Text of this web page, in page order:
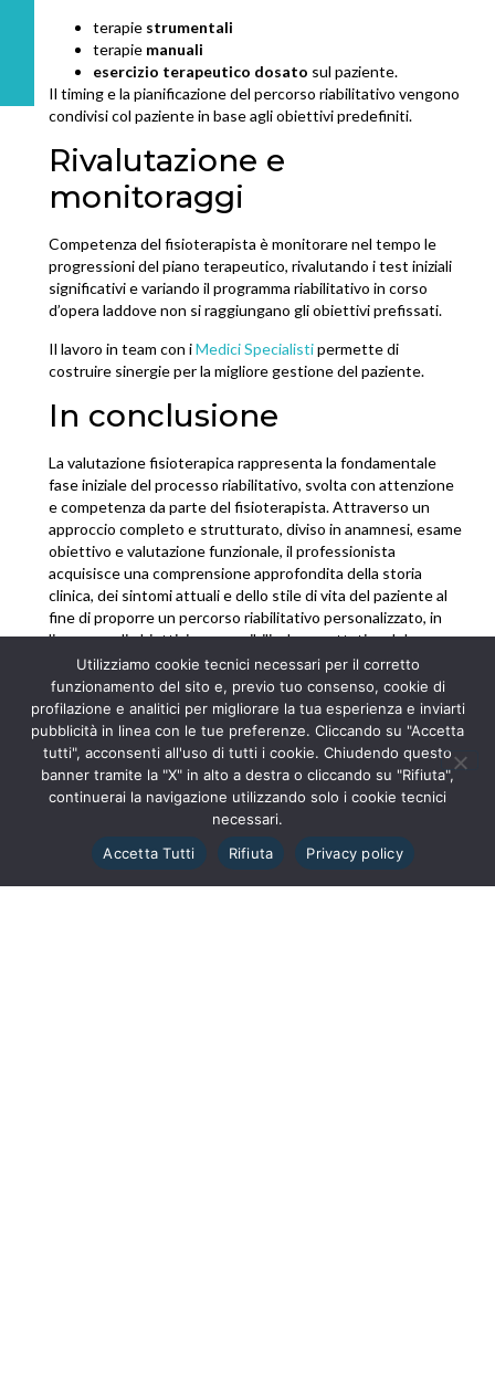
terapie strumentali
terapie manuali
esercizio terapeutico dosato sul paziente.
Il timing e la pianificazione del percorso riabilitativo vengono
condivisi col paziente in base agli obiettivi predefiniti.
Rivalutazione e
monitoraggi
Competenza del fisioterapista è monitorare nel tempo le
progressioni del piano terapeutico, rivalutando i test iniziali
significativi e variando il programma riabilitativo in corso
d’opera laddove non si raggiungano gli obiettivi prefissati.
Il lavoro in team con iMedici Specialistipermette di
costruire sinergie per la migliore gestione del paziente.
In conclusione
La valutazione fisioterapica rappresenta la fondamentale
fase iniziale del processo riabilitativo, svolta con attenzione
e competenza da parte del fisioterapista. Attraverso un
approccio completo e strutturato, diviso in anamnesi, esame
obiettivo e valutazione funzionale, il professionista
acquisisce una comprensione approfondita della storia
clinica, dei sintomi attuali e dello stile di vita del paziente al
fine di proporre un percorso riabilitativo personalizzato, in
linea con gli obiettivi perseguibili e le aspettative del
paziente.
Utilizziamo cookie tecnici necessari per il corretto
funzionamento del sito e, previo tuo consenso, cookie di
profilazione e analitici per migliorare la tua esperienza e inviarti
pubblicità in linea con le tue preferenze. Cliccando su "Accetta
tutti", acconsenti all'uso di tutti i cookie. Chiudendo questo
banner tramite la "X" in alto a destra o cliccando su "Rifiuta",
continuerai la navigazione utilizzando solo i cookie tecnici
necessari.
Accetta Tutti
Rifiuta Privacy policy